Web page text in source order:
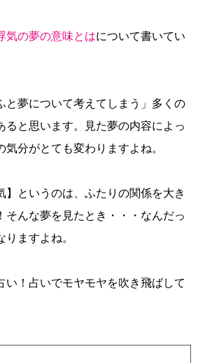
気の夢の意味とはについて書いてい
と夢について考えてしまう」多くの
ると思います。見た夢の内容によっ
分がとても変わりますよね。
】というのは、ふたりの関係を大き
そんな夢を見たとき・・・なんだっ
ますよね。
い！占いでモヤモヤを吹き飛ばして